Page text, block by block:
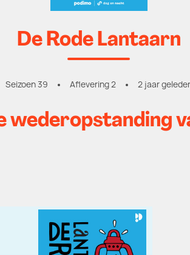
De Rode Lantaarn
Seizoen 39 Aflevering 2 2 jaar
wederopstanding